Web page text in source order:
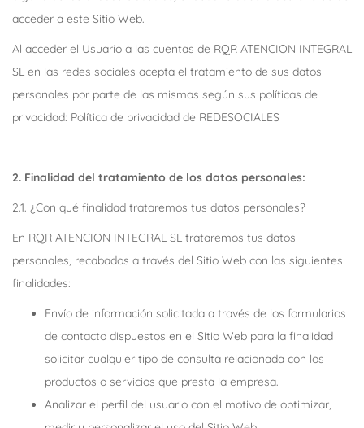
acceder a este Sitio Web.
Al acceder el Usuario a las cuentas de RQR ATENCION INTEGRAL
SL en las redes sociales acepta el tratamiento de sus datos
personales por parte de las mismas según sus políticas de
privacidad: Política de privacidad de REDESOCIALES
2. Finalidad del tratamiento de los datos personales:
2.1. ¿Con qué finalidad trataremos tus datos personales?
En RQR ATENCION INTEGRAL SL trataremos tus datos
personales, recabados a través del Sitio Web con las siguientes
finalidades:
Envío de información solicitada a través de los formularios
de contacto dispuestos en el Sitio Web para la finalidad
solicitar cualquier tipo de consulta relacionada con los
productos o servicios que presta la empresa.
Analizar el perfil del usuario con el motivo de optimizar,